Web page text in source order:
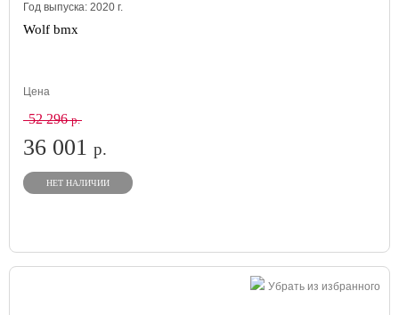
Год выпуска: 2020 г.
Wolf bmx
Цена
52 296р.
36 001 р.
НЕТ НАЛИЧИИ
Убрать из избранного